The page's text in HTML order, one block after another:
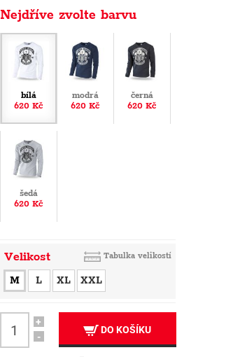
Nejdříve zvolte barvu
bílá
620 Kč
modrá
620 Kč
černá
620 Kč
šedá
620 Kč
Velikost Tabulka velikostí
M L XL XXL
+
-
DO KOŠÍKU